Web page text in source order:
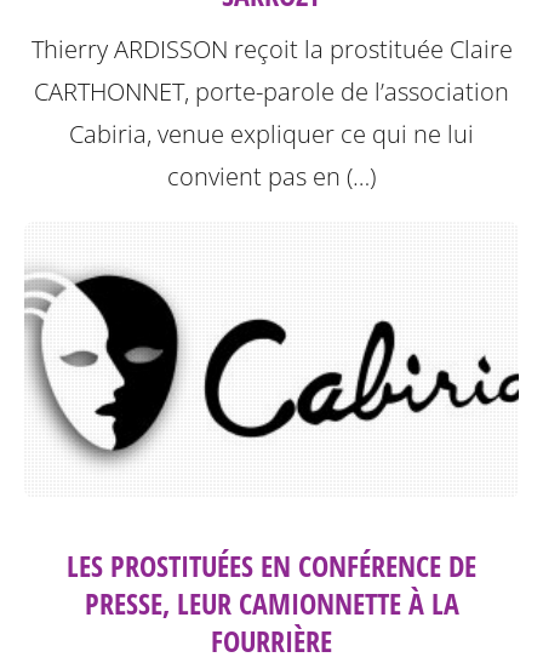
Thierry ARDISSON reçoit la prostituée Claire
CARTHONNET, porte-parole de l’association
Cabiria, venue expliquer ce qui ne lui
convient pas en (…)
LES PROSTITUÉES EN CONFÉRENCE DE
PRESSE, LEUR CAMIONNETTE À LA
FOURRIÈRE